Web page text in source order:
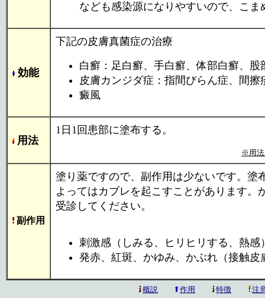
なども感染源になりやすいので、こ
効能
下記の皮膚真菌症の治療
白癬：足白癬、手白癬、体部白癬、股
皮膚カンジダ症：指間びらん症、間
癜風
用法
1日1回患部に塗布する。
※用法
副作用
塗り薬ですので、副作用は少ないです。塗
よってはカブレを起こすことがあります
受診してください。
刺激感（しみる、ヒリヒリする、熱感
発赤、紅斑、かゆみ、かぶれ（接触皮
概説 作用 特徴 注